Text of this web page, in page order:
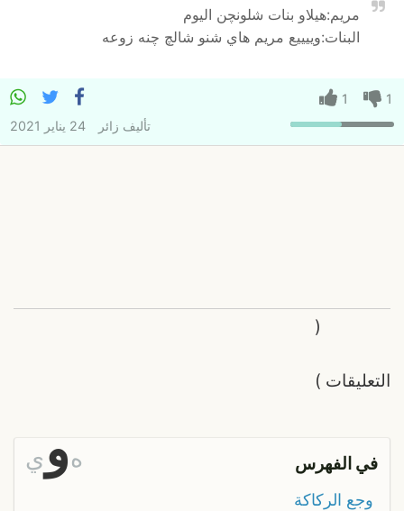
مريم:هيلاو بنات شلونچن اليوم
البنات:وييييع مريم هاي شنو شالچ چنه زوعه
1
1
تأليف زائر 24 يناير 2021
التعليقات
(
)
في الفهرس هو ي
وجع الركاكة